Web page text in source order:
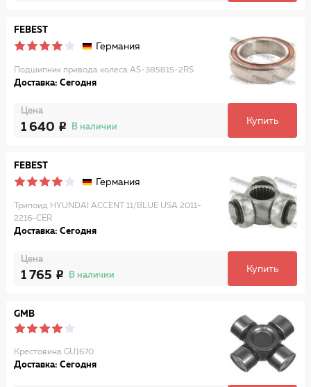
FEBEST
Германия
Подшипник привода колеса AS-385815-2RS
Доставка: Сегодня
Цена
1 640 В наличии
Купить
FEBEST
Германия
Трипоид HYUNDAI ACCENT 11/BLUE USA 2011-
2216-CER
Доставка: Сегодня
Цена
1 765 В наличии
Купить
GMB
Крестовина GU1670
Доставка: Сегодня